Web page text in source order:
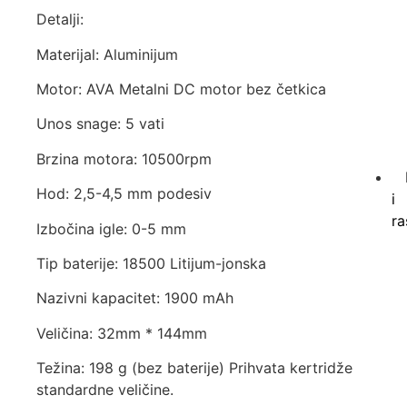
i
Detalji:
Materijal: Aluminijum
Motor: AVA Metalni DC motor bez četkica
Unos snage: 5 vati
Brzina motora: 10500rpm
Hod: 2,5-4,5 mm podesiv
Izbočina igle: 0-5 mm
Tip baterije: 18500 Litijum-jonska
Nazivni kapacitet: 1900 mAh
Veličina: 32mm * 144mm
Težina: 198 g (bez baterije) Prihvata kertridže
standardne veličine.